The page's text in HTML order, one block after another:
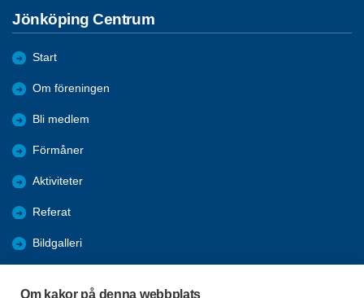
Om kakor på denna webbplats
Jönköping Centrum
Start
Om föreningen
Bli medlem
Förmåner
Aktiviteter
Referat
Bildgalleri